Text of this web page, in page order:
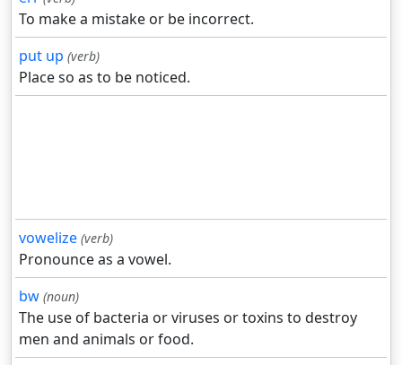
To make a mistake or be incorrect.
put up (verb)
Place so as to be noticed.
vowelize (verb)
Pronounce as a vowel.
bw (noun)
The use of bacteria or viruses or toxins to destroy
men and animals or food.